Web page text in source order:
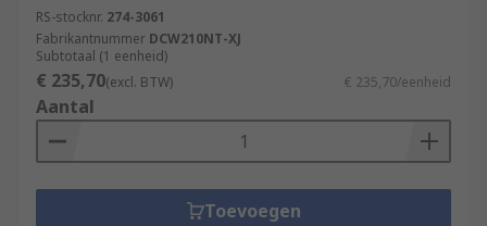
RS-stocknr. 274-3061
Fabrikantnummer DCW210NT-XJ
Subtotaal (1 eenheid)
€ 235,70(excl. BTW) € 235,70/eenheid
Aantal
Toevoegen